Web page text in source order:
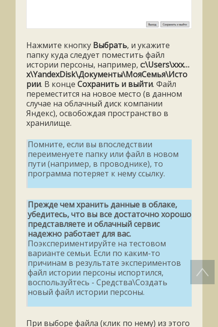
Нажмите кнопку Выбрать, и укажите
папку куда следует поместить файл
истории персоны, например,c:\Users\xxx…
x\YandexDisk\Документы\МояСемья\Исто
рии. В концеСохранить и выйти. Файл
переместится на новое место (в данном
случае на облачный диск компании
Яндекс), освобождая пространство в
хранилище.
Помните, если вы впоследствии
переименуете папку или файл в новом
пути (например, в проводнике), то
программа потеряет к нему ссылку.
Прежде чем хранить данные в облаке,
убедитесь, что вы все достаточно хорошо
представляете и облачный сервис
надежно работает для вас.
Поэкспериментируйте на тестовом
варианте семьи. Если по каким-то
причинам в результате экспериментов
файл истории персоны испортился,
воспользуйтесь - Средства\Создать
новый файл истории персоны.
При выборе файла (клик по нему) из этого